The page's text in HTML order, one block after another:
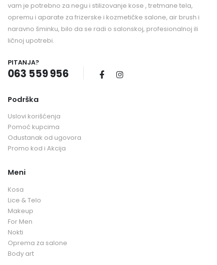
vam je potrebno za negu i stilizovanje kose , tretmane tela,
opremu i aparate za frizerske i kozmetičke salone, air brush i
naravno šminku, bilo da se radi o salonskoj, profesionalnoj ili
ličnoj upotrebi.
PITANJA?
063 559 956
Podrška
Uslovi korišćenja
Pomoć kupcima
Odustanak od ugovora
Promo kod i Akcija
Meni
Kosa
Lice & Telo
Makeup
For Men
Nokti
Oprema za salone
Body art